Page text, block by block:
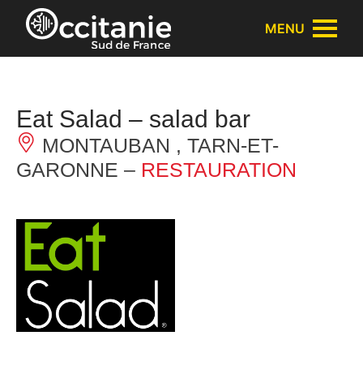
Cookies management panel
MENU
Eat Salad – salad bar
MONTAUBAN , TARN-ET-
GARONNE – RESTAURATION